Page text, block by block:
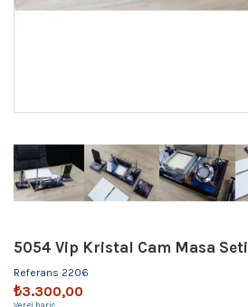
5054 Vip Kristal Cam Masa Seti
Referans 2206
₺3.300,00
Vergi hariç